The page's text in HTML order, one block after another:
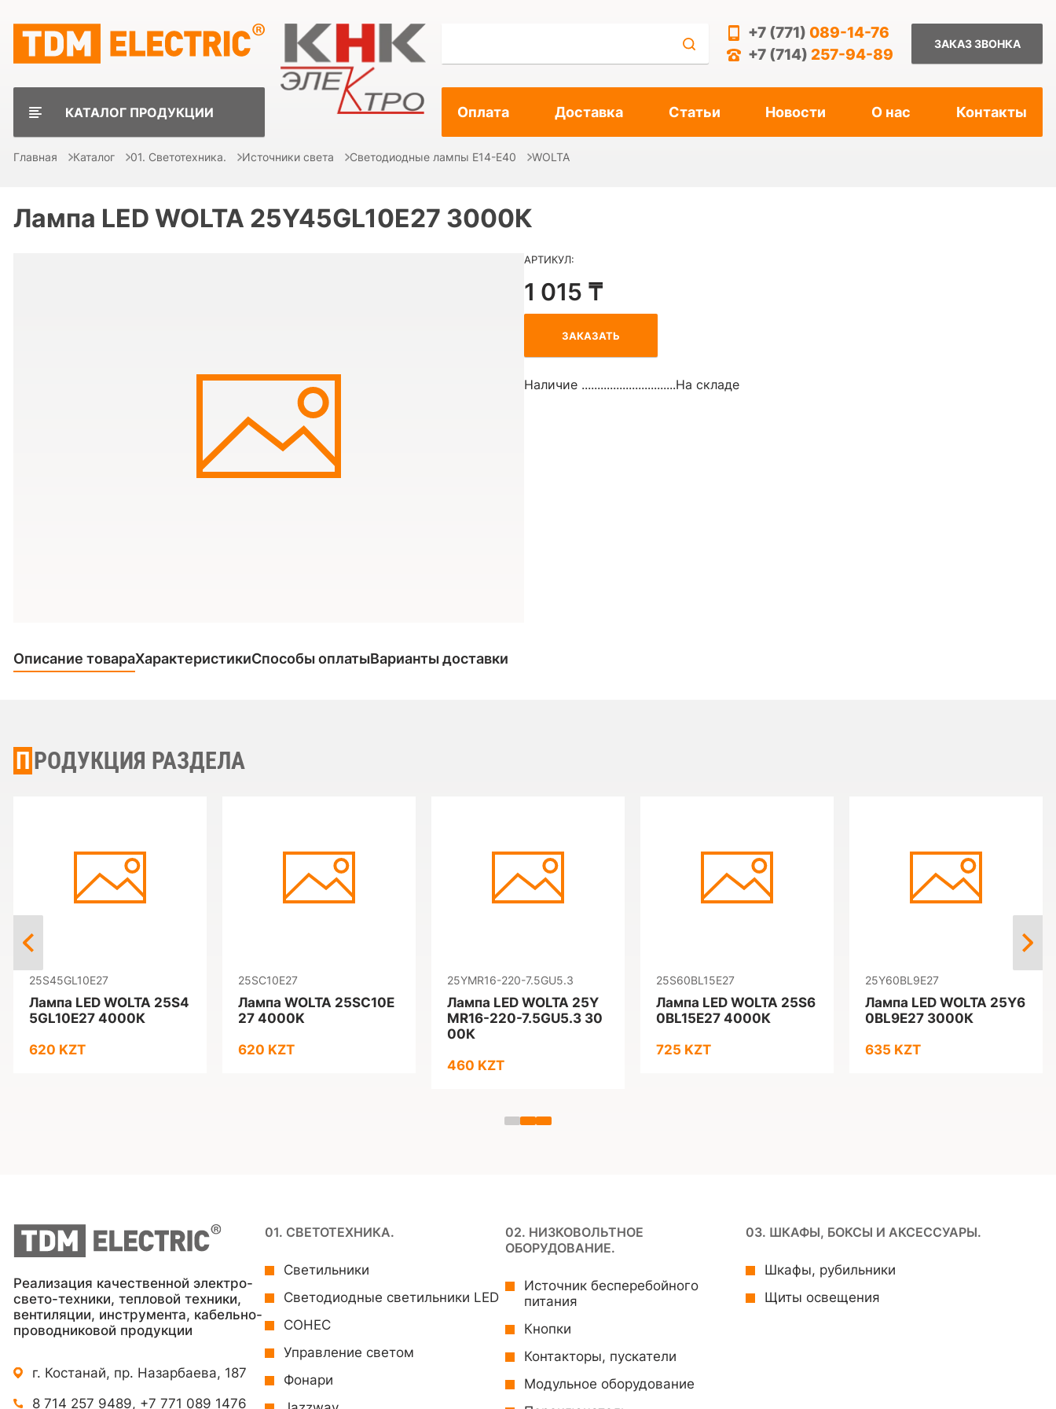
+7 (771) 089-14-76
+7 (714) 257-94-89
ЗАКАЗ ЗВОНКА
КАТАЛОГ ПРОДУКЦИИ Оплата Доставка Статьи Новости О нас Контакты
Главная Каталог 01. Светотехника. Источники света Светодиодные лампы E14-E40 WOLTA
Лампа LED WOLTA 25Y45GL10E27 3000К
АРТИКУЛ:
1 015 ₸
ЗАКАЗАТЬ
Наличие ..............................На складе
Описание товараХарактеристикиСпособы оплатыВарианты доставки
ПРОДУКЦИЯ РАЗДЕЛА
25S45GL10E27
Лампа LED WOLTA 25S4
5GL10E27 4000К
620 KZT
25SC10E27
Лампа WOLTA 25SC10E
27 4000K
620 KZT
25YMR16-220-7.5GU5.3
Лампа LED WOLTA 25Y
MR16-220-7.5GU5.3 30
00К
460 KZT
25S60BL15E27
Лампа LED WOLTA 25S6
0BL15E27 4000К
725 KZT
25Y60BL9E27
Лампа LED WOLTA 25Y6
0BL9E27 3000К
635 KZT
Реализация качественной электро-
свето-техники, тепловой техники,
вентиляции, инструмента, кабельно-
проводниковой продукции
г. Костанай, пр. Назарбаева, 187
8 714 257 9489, +7 771 089 1476
01. СВЕТОТЕХНИКА.
Светильники
Светодиодные светильники LED
СОНЕС
Управление светом
Фонари
02. НИЗКОВОЛЬТНОЕ
ОБОРУДОВАНИЕ.
Источник бесперебойного
питания
Кнопки
Контакторы, пускатели
Модульное оборудование
03. ШКАФЫ, БОКСЫ И АКСЕССУАРЫ.
Шкафы, рубильники
Щиты освещения